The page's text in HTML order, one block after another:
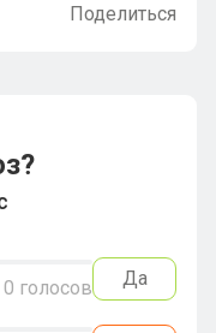
Поделиться
0 голосов Да